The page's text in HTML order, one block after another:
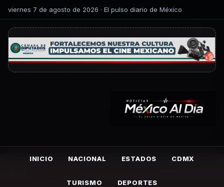
viernes 7 de agosto de 2026 · El pulso diario de México
INICIO NACIONAL ESTADOS CDMX
TURISMO DEPORTES